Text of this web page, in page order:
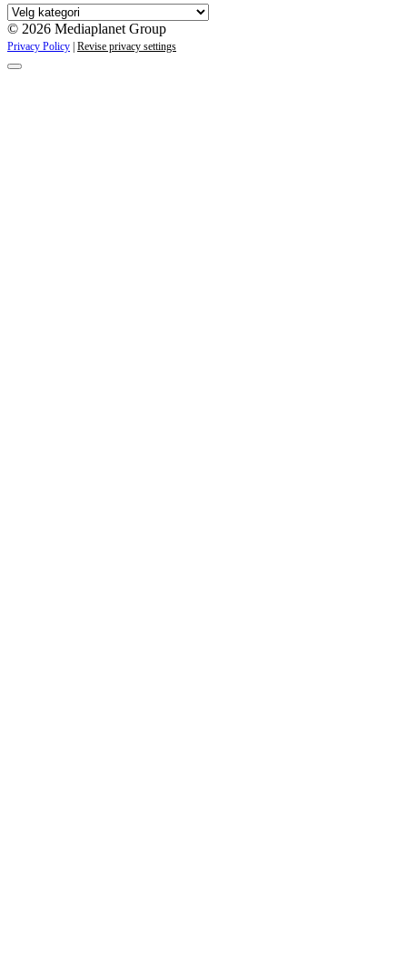
Våre
kampanjer
© 2026 Mediaplanet Group
Privacy Policy | Revise privacy settings